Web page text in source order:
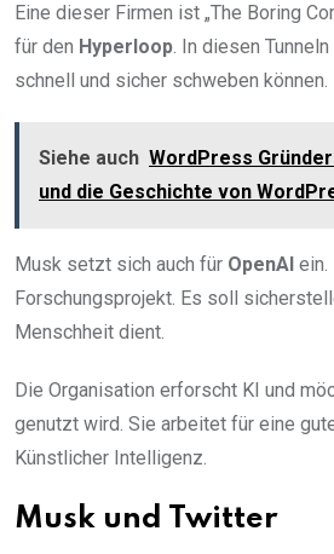
Eine dieser Firmen ist „The Boring
für den Hyperloop. In diesen
schnell und sicher schweben können.
Siehe auch WordPress
und die Geschichte von
Musk setzt sich auch für OpenAI ein.
Forschungsprojekt. Es soll
Menschheit dient.
Die Organisation erforscht KI und
genutzt wird. Sie arbeitet für eine
Künstlicher Intelligenz.
Musk und Twitter